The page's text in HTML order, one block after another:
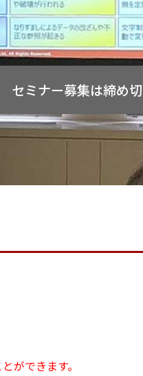
セミナー募集は締め
ができます。